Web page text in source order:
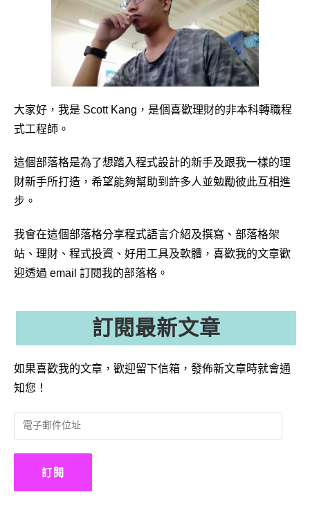
大家好，我是 Scott Kang，是個喜歡理財的非本科轉職程
式工程師。
這個部落格是為了想踏入程式設計的新手及跟我一樣的理
財新手所打造，希望能夠幫助到許多人並勉勵彼此互相進
步。
我會在這個部落格分享程式語言介紹及撰寫、部落格架
站、理財、程式投資、好用工具及軟體，喜歡我的文章歡
迎透過 email 訂閱我的部落格。
訂閱最新文章
如果喜歡我的文章，歡迎留下信箱，發佈新文章時就會通
知您！
子
郵
位
訂閱